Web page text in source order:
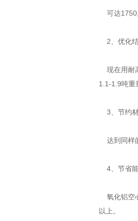
可达1750
2、优化
现在用耐
1.1-1.9吨重
3、节约
达到同样
4、节省
氧化铝空
以上。